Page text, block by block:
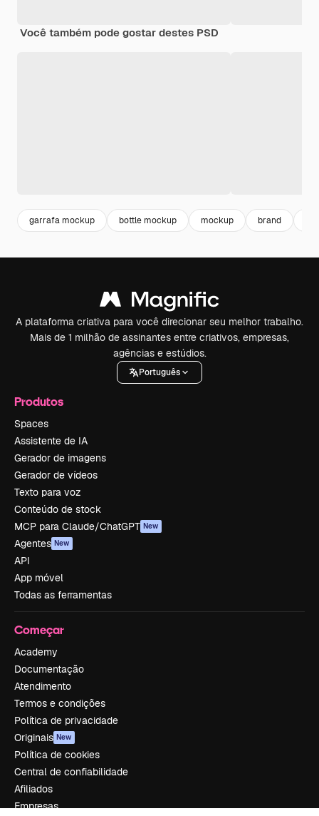
Você também pode gostar destes PSD
garrafa mockup bottle mockup mockup brand
A plataforma criativa para você direcionar seu melhor trabalho.
Mais de 1 milhão de assinantes entre criativos, empresas,
agências e estúdios.
Português
Produtos
Spaces
Assistente de IA
Gerador de imagens
Gerador de vídeos
Texto para voz
Conteúdo de stock
MCP para Claude/ChatGPT New
Agentes New
API
App móvel
Todas as ferramentas
Começar
Academy
Documentação
Atendimento
Termos e condições
Política de privacidade
Originais New
Política de cookies
Central de confiabilidade
Afiliados
Empresas